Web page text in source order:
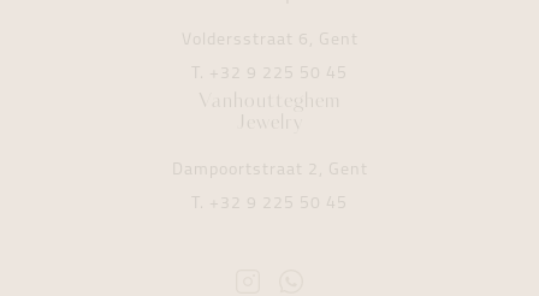
Voldersstraat 6, Gent
T. +32 9 225 50 45
Vanhoutteghem
Jewelry
Dampoortstraat 2, Gent
T. +32 9 225 50 45